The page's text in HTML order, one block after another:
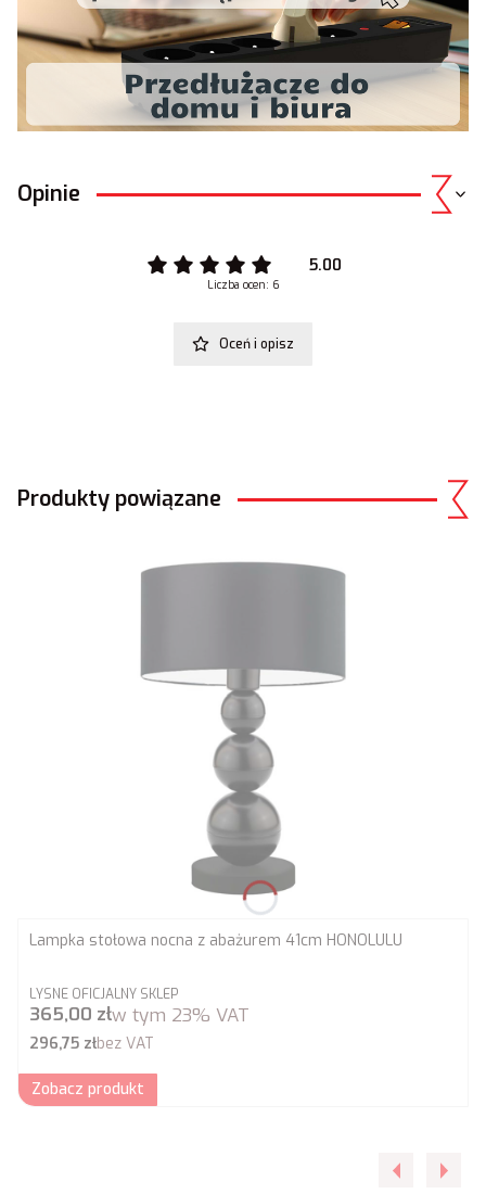
Opinie
5.00
Liczba ocen: 6
Oceń i opisz
Produkty powiązane
Lampka stołowa nocna z abażurem 41cm HONOLULU
PRODUCENT
LYSNE OFICJALNY SKLEP
Cena brutto
365,00 złw tym 23% VAT
Cena netto
296,75 złbez VAT
Zobacz produkt